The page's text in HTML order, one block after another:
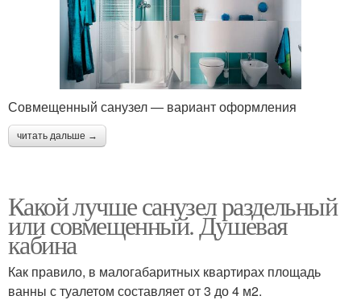
Совмещенный санузел — вариант оформления
читать дальше →
Какой лучше санузел раздельный
или совмещенный. Душевая
кабина
Как правило, в малогабаритных квартирах площадь
ванны с туалетом составляет от 3 до 4 м2.